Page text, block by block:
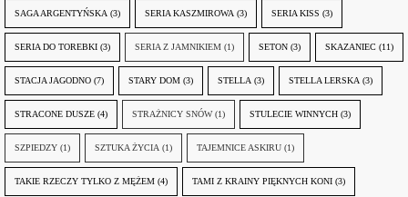
SAGA ARGENTYŃSKA (3) SERIA KASZMIROWA (3) SERIA KISS (3)
SERIA DO TOREBKI (3) SERIA Z JAMNIKIEM (1) SETON (3) SKAZANIEC (11)
STACJA JAGODNO (7) STARY DOM (3) STELLA (3) STELLA LERSKA (3)
STRACONE DUSZE (4) STRAŻNICY SNÓW (1) STULECIE WINNYCH (3)
SZPIEDZY (1) SZTUKA ŻYCIA (1) TAJEMNICE ASKIRU (1)
TAKIE RZECZY TYLKO Z MĘŻEM (4) TAMI Z KRAINY PIĘKNYCH KONI (3)